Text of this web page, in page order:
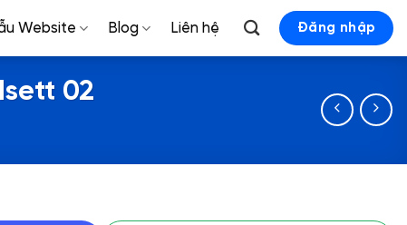
Website Blog Liên hệ Đăng nhập
02